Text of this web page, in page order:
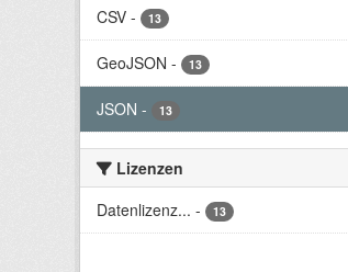
CSV - 13
GeoJSON - 13
JSON - 13
Lizenzen
Datenlizenz... - 13